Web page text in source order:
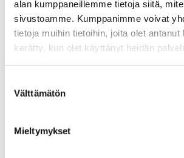
alan kumppaneillemme tietoja siitä,
sivustoamme. Kumppanimme voivat
tietoja muihin tietoihin, joita olet antanut
kerätty, kun olet käyttänyt heidän
valinta
Välttämätön
Mieltymykset
säännökset ja sääntelyn muutokset
ajankohtaiset juridiikkaan liittyvät
Katsauksessa arvioidaan myös,
vaikuttaa yrityksiin. Seuraava